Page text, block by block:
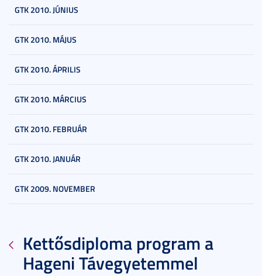
GTK 2010. JÚNIUS
GTK 2010. MÁJUS
GTK 2010. ÁPRILIS
GTK 2010. MÁRCIUS
GTK 2010. FEBRUÁR
GTK 2010. JANUÁR
GTK 2009. NOVEMBER
Kettősdiploma program a
Hageni Távegyetemmel